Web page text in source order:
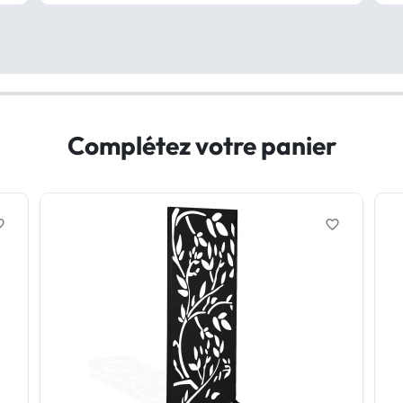
Complétez votre panier
favorite_border